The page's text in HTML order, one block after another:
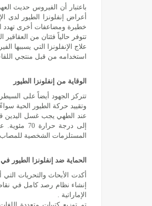
باعتبار أن الفيروس حديث
أعراض إنفلونزا الطيور لدى
خطيرة ومضاعفات أخرى تهدد
تتوفر حالياً فئتان من
استخدامه من قبل منتجي
الوقاية من إنفلونزا الطيور
تتركز الجهود أيضاً على
وتقييد حركة الطيور الحية
عند الطهي يجب غسل اليدين
إلى
المستلزمات الشخصية للمصاب
الحماية ضد إنفلونزا الطيور
أكدت الأبحاث والتحريات التي
إنشاء نظام رصد كامل في نقاط
الإماراتية .